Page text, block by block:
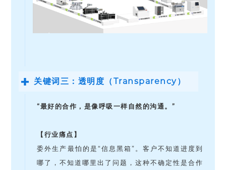
关键词三：透明度（Transparency）
“最好的合作，是像呼吸一样自然的沟通。”
【行业痛点】
委外生产最怕的是“信息黑箱”。客户不知道进度到
哪了，不知道哪里出了问题，这种不确定性是合作